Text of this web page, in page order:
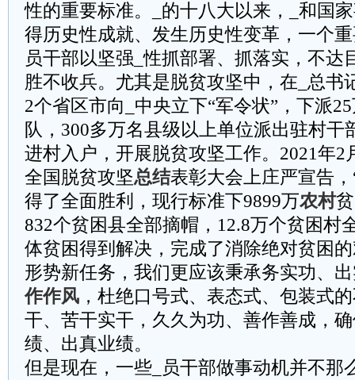
性的重要标准。_的十八大以来，_和国
得历史性成就、发生历史性变革，一个
员干部以坚强_性抓部署、抓落实，不达
胜不收兵。尤其是脱贫攻坚中，在_总书
2个省区市向_中央立下“军令状”，下派
队，300多万名县级以上单位派出驻村干
进村入户，开展脱贫攻坚工作。2021年2
全国脱贫攻坚总结表彰大会上庄严宣告
得了全面胜利，现行标准下9899万农村
832个贫困县全部摘帽，12.8万个贫困村
体贫困得到解决，完成了消除绝对贫困
形势新任务，我们更应该秉承务实功、
作作风 ，杜绝口号式、表态式、包装式
干、苦干实干，久久为功、善作善成，
绩、出真业绩。
但是现在，一些_员干部做事动机并不那